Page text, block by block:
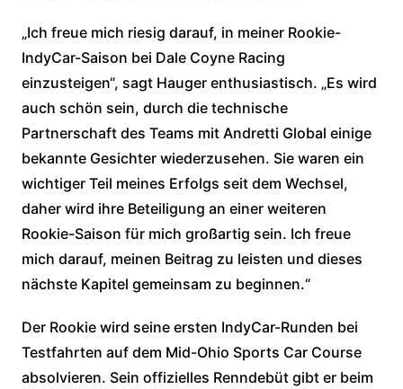
„Ich freue mich riesig darauf, in meiner Rookie-
IndyCar-Saison bei Dale Coyne Racing
einzusteigen“, sagt Hauger enthusiastisch. „Es wird
auch schön sein, durch die technische
Partnerschaft des Teams mit Andretti Global einige
bekannte Gesichter wiederzusehen. Sie waren ein
wichtiger Teil meines Erfolgs seit dem Wechsel,
daher wird ihre Beteiligung an einer weiteren
Rookie-Saison für mich großartig sein. Ich freue
mich darauf, meinen Beitrag zu leisten und dieses
nächste Kapitel gemeinsam zu beginnen.“
Der Rookie wird seine ersten IndyCar-Runden bei
Testfahrten auf dem Mid-Ohio Sports Car Course
absolvieren. Sein offizielles Renndebüt gibt er beim